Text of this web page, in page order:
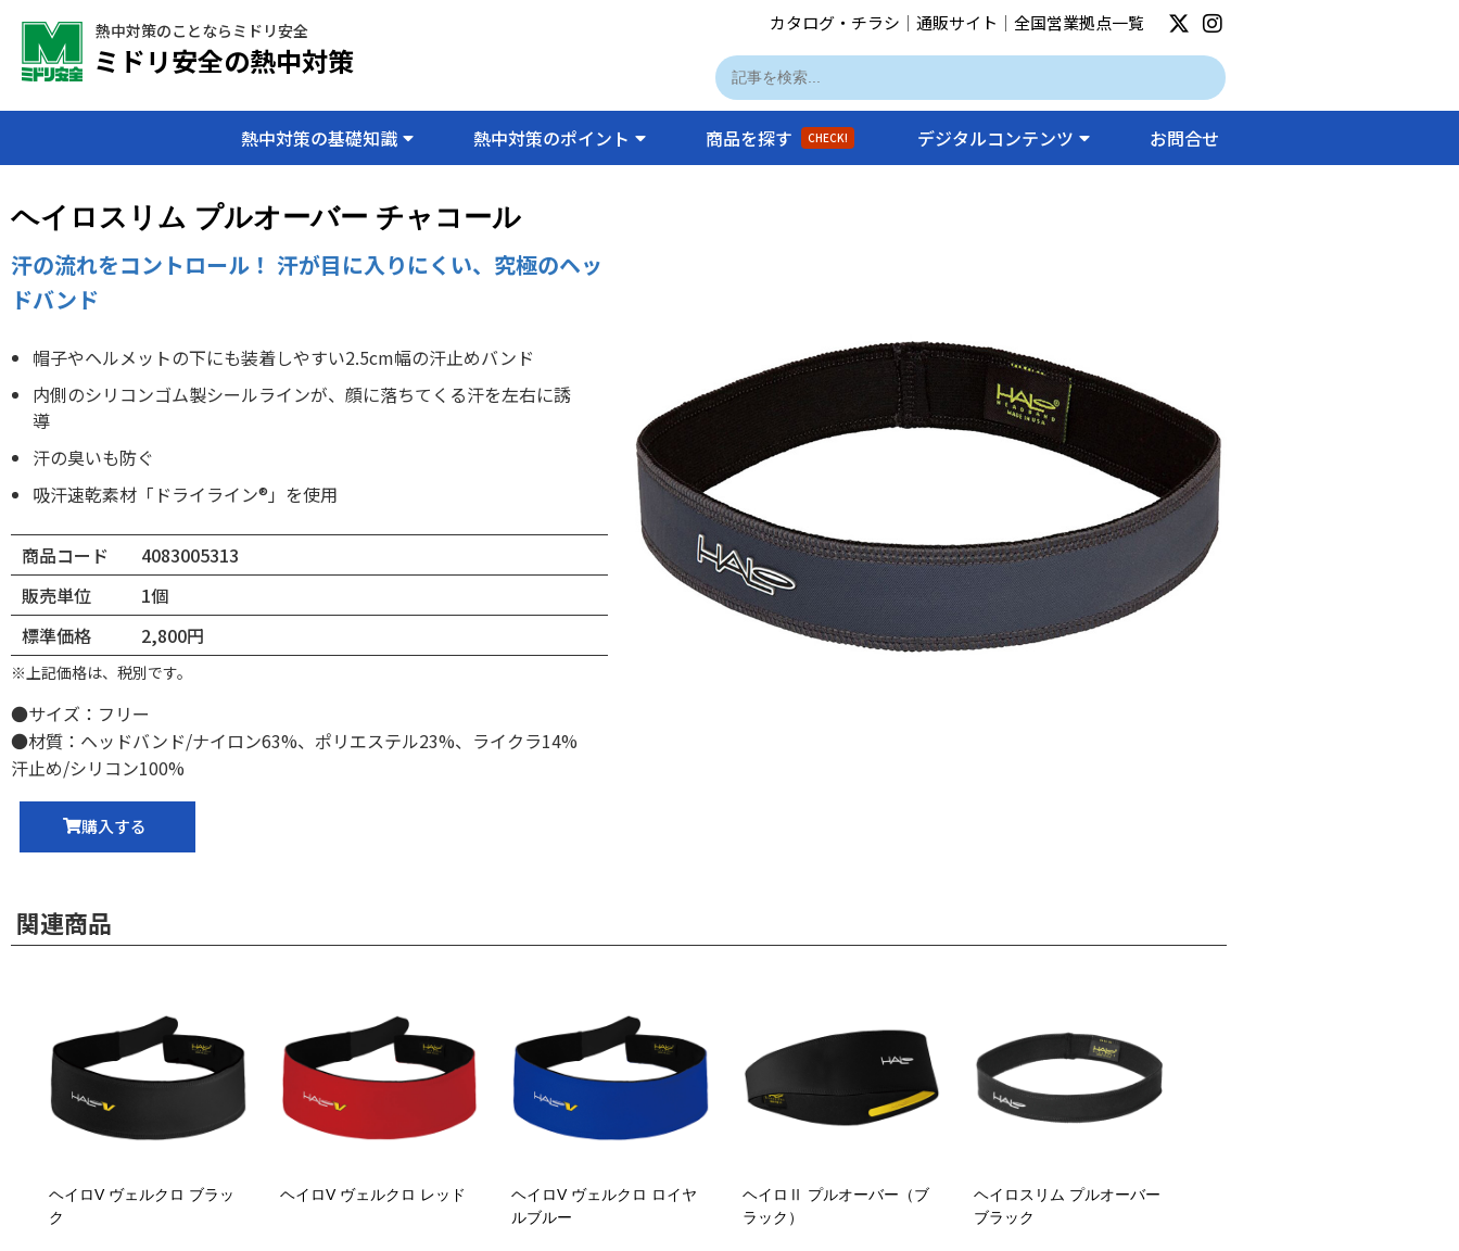
熱中対策のことならミドリ安全
ミドリ安全の熱中対策
カタログ・チラシ ｜通販サイト ｜全国営業拠点一覧
熱中対策の基礎知識 熱中対策のポイント 商品を探す CHECK! デジタルコンテンツ お問合せ
ヘイロスリム プルオーバー チャコール
汗の流れをコントロール！ 汗が目に入りにくい、究極のヘッ
ドバンド
帽子やヘルメットの下にも装着しやすい2.5cm幅の汗止めバンド
内側のシリコンゴム製シールラインが、顔に落ちてくる汗を左右に誘
導
汗の臭いも防ぐ
吸汗速乾素材「ドライライン®」を使用
商品コード
4083005313
販売単位
1個
標準価格
2,800円
※上記価格は、税別です。
●サイズ：フリー
●材質：ヘッドバンド/ナイロン63%、ポリエステル23%、ライクラ14%
汗止め/シリコン100%
購入する
関連商品
ヘイロV ヴェルクロ ブラッ
ク
ヘイロV ヴェルクロ レッド
ヘイロV ヴェルクロ ロイヤ
ルブルー
ヘイロⅡ プルオーバー（ブ
ラック）
ヘイロスリム プルオーバー
ブラック